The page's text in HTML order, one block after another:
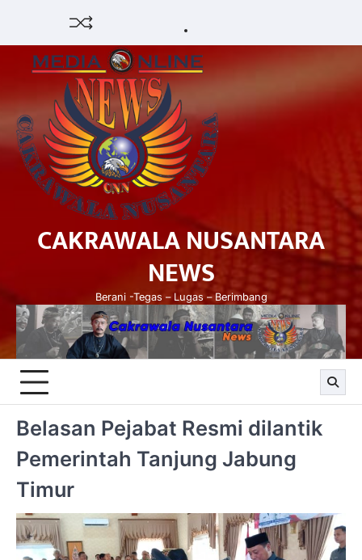
content
CAKRAWALA NUSANTARA
NEWS
Berani -Tegas – Lugas – Berimbang
Belasan Pejabat Resmi dilantik
Pemerintah Tanjung Jabung
Timur